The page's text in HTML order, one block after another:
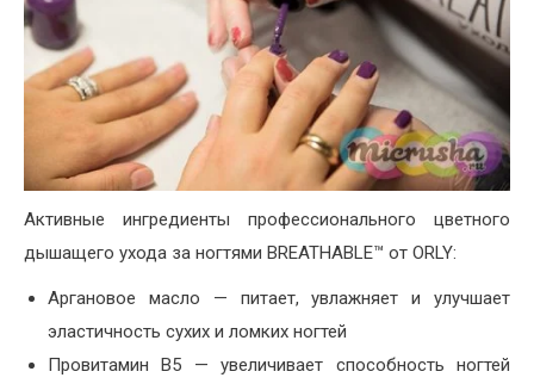
Активные ингредиенты профессионального цветного
дышащего ухода за ногтями BREATHABLE™ от ORLY:
Аргановое масло — питает, увлажняет и улучшает
эластичность сухих и ломких ногтей
Провитамин B5 — увеличивает способность ногтей